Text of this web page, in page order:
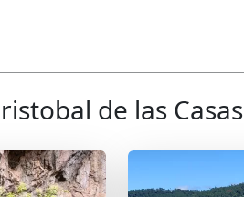
de las Casas